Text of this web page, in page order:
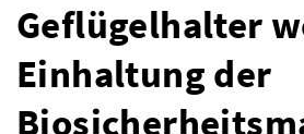
Geflügelhalter
Einhaltung der